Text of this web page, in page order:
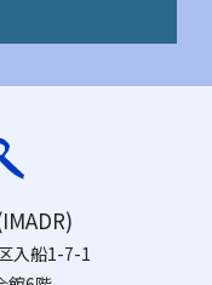
入船1-7-1